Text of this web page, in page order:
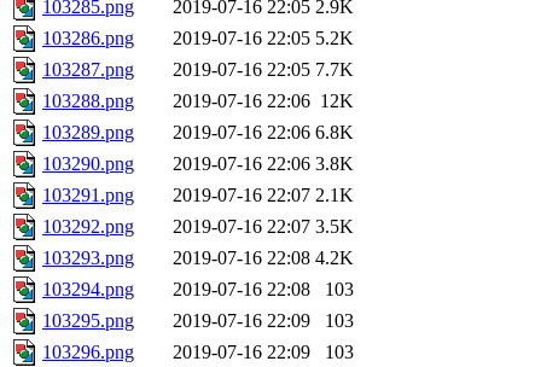
103285.png 2019-07-16 22:05 2.9K
103286.png
2019-07-16 22:05 5.2K
103287.png
2019-07-16 22:05 7.7K
103288.png
2019-07-16 22:06 12K
103289.png
2019-07-16 22:06 6.8K
103290.png
2019-07-16 22:06 3.8K
103291.png
2019-07-16 22:07 2.1K
103292.png
2019-07-16 22:07 3.5K
103293.png
2019-07-16 22:08 4.2K
103294.png
2019-07-16 22:08
103
103295.png
2019-07-16 22:09
103
103296.png
2019-07-16 22:09
103